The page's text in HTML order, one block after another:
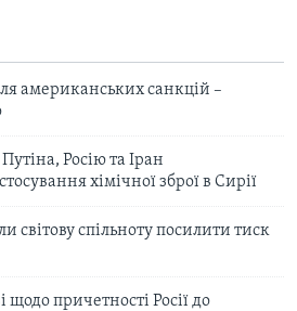
американських санкцій –
Росію та Іран
хімічної зброї в Сирії
світову спільноту посилити тиск
причетності Росії до